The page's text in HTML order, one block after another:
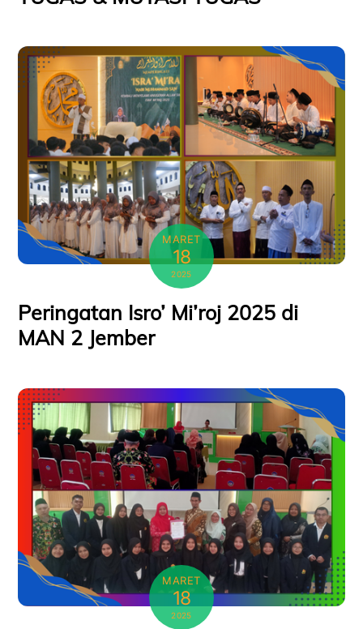
MARET
18
2025
Peringatan Isro’ Mi’roj 2025 di
MAN 2 Jember
MARET
18
2025